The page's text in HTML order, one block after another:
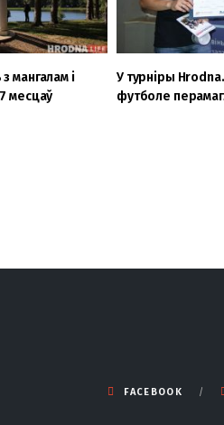
мангалам і
месцаў
У турніры
футболе
FACEBOOK